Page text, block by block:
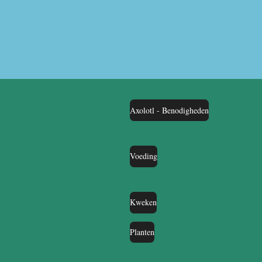
Axolotl - Benodigheden
Voeding
Kweken
Planten